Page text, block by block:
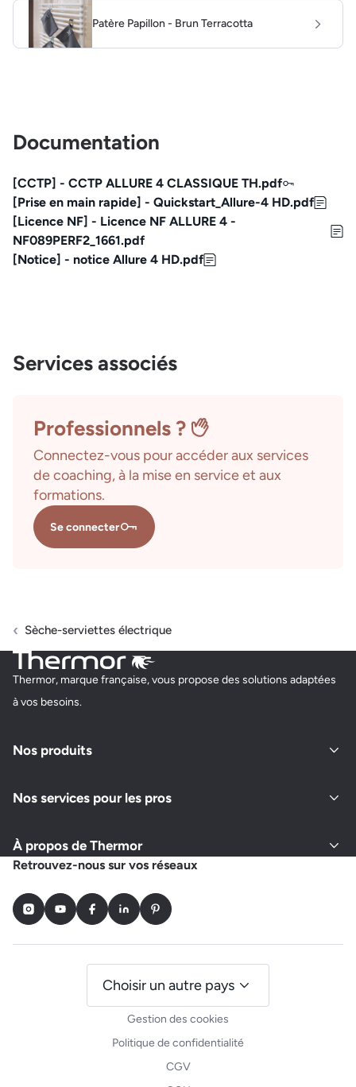
Patère Papillon - Brun Terracotta
Documentation
[CCTP] - CCTP ALLURE 4 CLASSIQUE TH.pdf
[Prise en main rapide] - Quickstart_Allure-4 HD.pdf
[Licence NF] - Licence NF ALLURE 4 -
NF089PERF2_1661.pdf
[Notice] - notice Allure 4 HD.pdf
Services associés
Professionnels ?
Connectez-vous pour accéder aux services
de coaching, à la mise en service et aux
formations.
Se connecter
Sèche-serviettes électrique
Thermor, marque française, vous propose des solutions adaptées
à vos besoins.
Nos produits
Nos services pour les pros
À propos de Thermor
Retrouvez-nous sur vos réseaux
InstagramYoutubeFacebookLinkedInPinterest
Gestion des cookies
Politique de confidentialité
CGV
Choisir un autre pays